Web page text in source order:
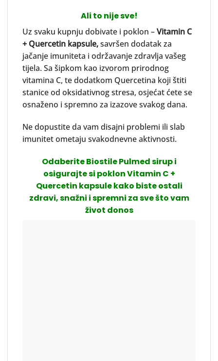
Ali to nije sve!
Uz svaku kupnju dobivate i poklon –Vitamin C
+ Quercetin kapsule,savršen dodatak za
jačanje imuniteta i održavanje zdravlja vašeg
tijela. Sa šipkom kao izvorom prirodnog
vitamina C, te dodatkom Quercetina koji štiti
stanice od oksidativnog stresa, osjećat ćete se
osnaženo i spremno za izazove svakog dana.
Ne dopustite da vam disajni problemi ili slab
imunitet ometaju svakodnevne aktivnosti.
Odaberite Biostile Pulmed sirup i
osigurajte si poklon Vitamin C +
Quercetin kapsule kako biste ostali
zdravi, snažni i spremni za sve što vam
život donos